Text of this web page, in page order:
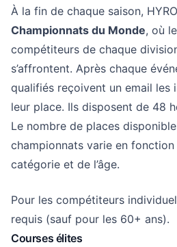
À la fin de chaque saison,
Championnats du Monde, où
compétiteurs de chaque
s’affrontent. Après chaque
qualifiés reçoivent un email les
leur place. Ils disposent de 48
Le nombre de places
championnats varie en
catégorie et de l’âge.
Pour les compétiteurs
requis (sauf pour les 60+ ans).
Courses élites